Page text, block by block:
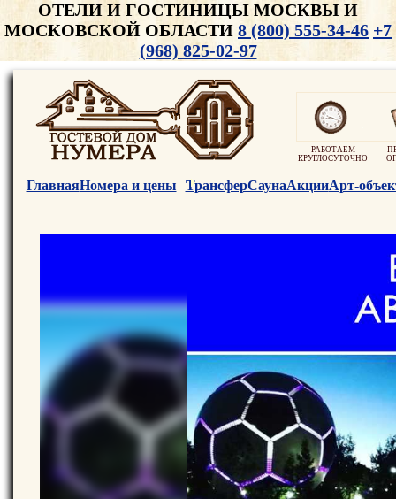
ОТЕЛИ И ГОСТИНИЦЫ МОСКВЫ И
МОСКОВСКОЙ ОБЛАСТИ 8 (800) 555-34-46 +7
(968) 825-02-97
РАБОТАЕМ
КРУГЛОСУТОЧНО
ГлавнаяНомера и цены ТрансферСаунаАкцииАрт-